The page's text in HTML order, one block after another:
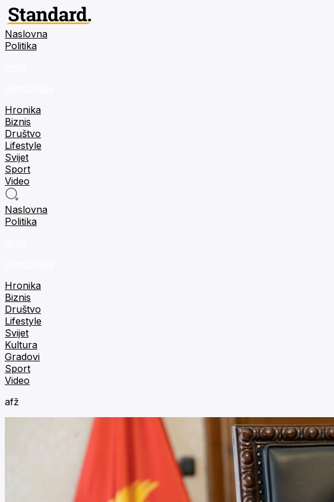
Naslovna
Politika
Hronika
Biznis
Društvo
Lifestyle
Svijet
Sport
Video
Naslovna
Politika
Hronika
Biznis
Društvo
Lifestyle
Svijet
Kultura
Gradovi
Sport
Video
afž